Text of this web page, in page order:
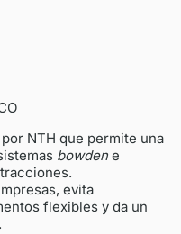
NTH que permite una
bowdene
evita
flexibles y da un